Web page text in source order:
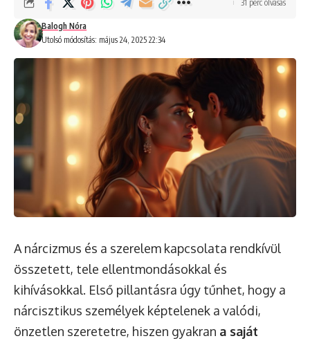
Utolsó módosítás: május 24, 2025 22:34
Balogh Nóra
31 perc olvasás
A nárcizmus és a szerelem kapcsolata rendkívül
összetett, tele ellentmondásokkal és
kihívásokkal. Első pillantásra úgy tűnhet, hogy a
nárcisztikus személyek képtelenek a valódi,
önzetlen szeretetre, hiszen gyakran a saját